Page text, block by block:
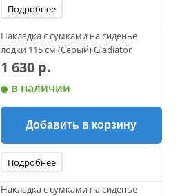
Подробнее
Накладка с сумками на сиденье
лодки 115 см (Серый) Gladiator
1 630 р.
в наличии
Добавить в корзину
Подробнее
Накладка с сумками на сиденье